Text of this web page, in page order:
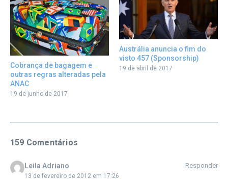
Cobrança de bagagem e
outras regras alteradas pela
ANAC
19 de junho de 2017
Austrália anuncia o fim do
visto 457 (Sponsorship)
19 de abril de 2017
159 Comentários
Leila Adriano
13 de fevereiro de 2012 em 17:26
Responder